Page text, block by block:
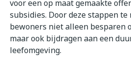
voor een op maat gemaakte
subsidies. Door deze stappen
bewoners niet alleen besparen
maar ook bijdragen aan een
leefomgeving.